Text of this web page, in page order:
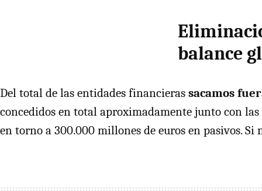
balance
Del total de las entidades financieras sacamos
concedidos en total aproximadamente junto con
en torno a 300.000 millones de euros en pasivos. Si